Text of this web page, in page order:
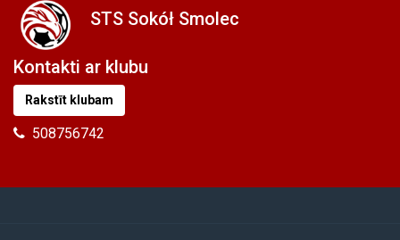
STS Sokół Smolec
Kontakti ar klubu
Rakstīt klubam
508756742